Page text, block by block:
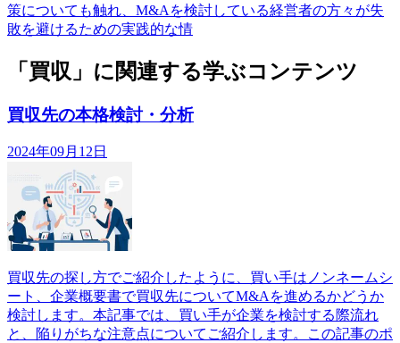
策についても触れ、M&Aを検討している経営者の方々が失
敗を避けるための実践的な情
「買収」に関連する学ぶコンテンツ
買収先の本格検討・分析
2024年09月12日
買収先の探し方でご紹介したように、買い手はノンネームシ
ート、企業概要書で買収先についてM&Aを進めるかどうか
検討します。本記事では、買い手が企業を検討する際流れ
と、陥りがちな注意点についてご紹介します。この記事のポ